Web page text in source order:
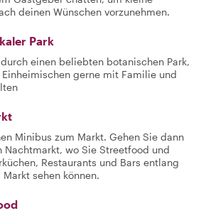
deinen Wünschen vorzunehmen.
Park
einen beliebten botanischen Park,
gerne mit Familie und
Minibus zum Markt. Gehen Sie dann
Nachtmarkt, wo Sie Streetfood und
Restaurants und Bars entlang
sehen können.